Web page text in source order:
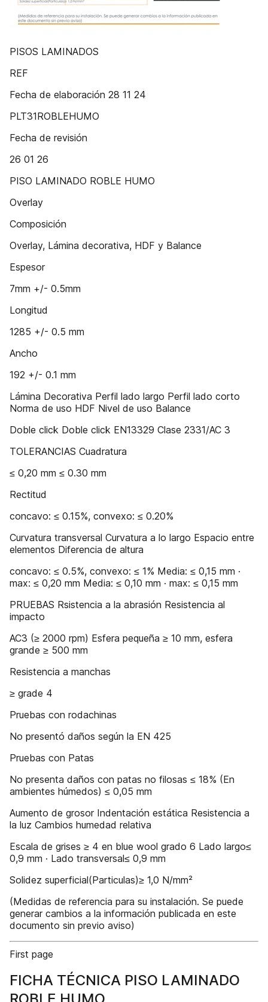
PISOS LAMINADOS
REF
Fecha de elaboración 28 11 24
PLT31ROBLEHUMO
Fecha de revisión
26 01 26
PISO LAMINADO ROBLE HUMO
Overlay
Composición
Overlay, Lámina decorativa, HDF y Balance
Espesor
7mm +/- 0.5mm
Longitud
1285 +/- 0.5 mm
Ancho
192 +/- 0.1 mm
Lámina Decorativa Perfil lado largo Perfil lado corto
Norma de uso HDF Nivel de uso Balance
Doble click Doble click EN13329 Clase 2331/AC 3
TOLERANCIAS Cuadratura
≤ 0,20 mm ≤ 0.30 mm
Rectitud
concavo: ≤ 0.15%, convexo: ≤ 0.20%
Curvatura transversal Curvatura a lo largo Espacio entre
elementos Diferencia de altura
concavo: ≤ 0.5%, convexo: ≤ 1% Media: ≤ 0,15 mm ·
max: ≤ 0,20 mm Media: ≤ 0,10 mm · max: ≤ 0,15 mm
PRUEBAS Rsistencia a la abrasión Resistencia al
impacto
AC3 (≥ 2000 rpm) Esfera pequeña ≥ 10 mm, esfera
grande ≥ 500 mm
Resistencia a manchas
≥ grade 4
Pruebas con rodachinas
No presentó daños según la EN 425
Pruebas con Patas
No presenta daños con patas no filosas ≤ 18% (En
ambientes húmedos) ≤ 0,05 mm
Aumento de grosor Indentación estática Resistencia a
la luz Cambios humedad relativa
Escala de grises ≥ 4 en blue wool grado 6 Lado largo≤
0,9 mm · Lado transversal≤ 0,9 mm
Solidez superficial(Particulas)≥ 1,0 N/mm²
(Medidas de referencia para su instalación. Se puede
generar cambios a la información publicada en este
documento sin previo aviso)
First page
FICHA TÉCNICA PISO LAMINADO